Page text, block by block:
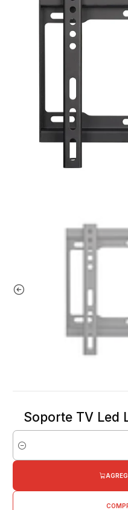
Soporte TV Led
Cantidad